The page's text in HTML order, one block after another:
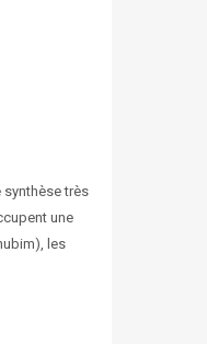
synthèse très
une
les